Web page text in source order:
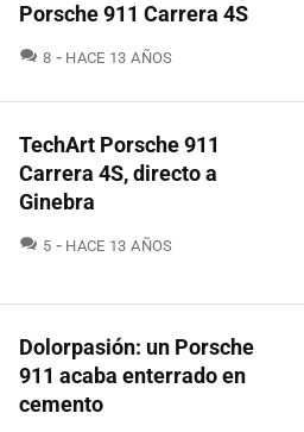
Porsche 911 Carrera 4S
8 COMENTARIOS
HACE 13 AÑOS
TechArt Porsche 911
Carrera 4S, directo a
Ginebra
5 COMENTARIOS
HACE 13 AÑOS
Dolorpasión: un Porsche
911 acaba enterrado en
cemento